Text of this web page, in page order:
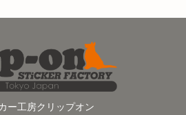
ー工房クリップオン